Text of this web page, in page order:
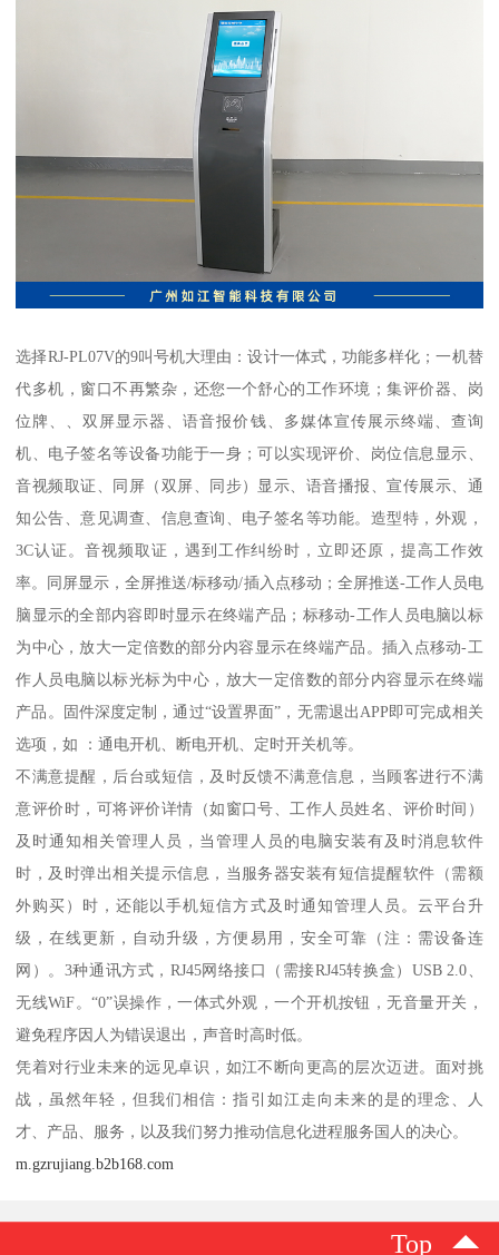
选择RJ-PL07V的9叫号机大理由：设计一体式，功能多样化；一机替
代多机，窗口不再繁杂，还您一个舒心的工作环境；集评价器、岗
位牌、、双屏显示器、语音报价钱、多媒体宣传展示终端、查询
机、电子签名等设备功能于一身；可以实现评价、岗位信息显示、
音视频取证、同屏（双屏、同步）显示、语音播报、宣传展示、通
知公告、意见调查、信息查询、电子签名等功能。造型特，外观，
3C认证。音视频取证，遇到工作纠纷时，立即还原，提高工作效
率。同屏显示，全屏推送/标移动/插入点移动；全屏推送-工作人员电
脑显示的全部内容即时显示在终端产品；标移动-工作人员电脑以标
为中心，放大一定倍数的部分内容显示在终端产品。插入点移动-工
作人员电脑以标光标为中心，放大一定倍数的部分内容显示在终端
产品。固件深度定制，通过“设置界面”，无需退出APP即可完成相关
选项，如 ：通电开机、断电开机、定时开关机等。
不满意提醒，后台或短信，及时反馈不满意信息，当顾客进行不满
意评价时，可将评价详情（如窗口号、工作人员姓名、评价时间）
及时通知相关管理人员，当管理人员的电脑安装有及时消息软件
时，及时弹出相关提示信息，当服务器安装有短信提醒软件（需额
外购买）时，还能以手机短信方式及时通知管理人员。云平台升
级，在线更新，自动升级，方便易用，安全可靠（注：需设备连
网）。3种通讯方式，RJ45网络接口（需接RJ45转换盒）USB 2.0、
无线WiF。“0”误操作，一体式外观，一个开机按钮，无音量开关，
避免程序因人为错误退出，声音时高时低。
凭着对行业未来的远见卓识，如江不断向更高的层次迈进。面对挑
战，虽然年轻，但我们相信：指引如江走向未来的是的理念、人
才、产品、服务，以及我们努力推动信息化进程服务国人的决心。
m.gzrujiang.b2b168.com
Top